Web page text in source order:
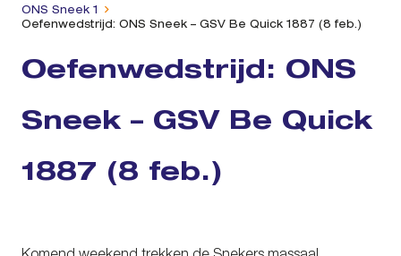
ONS Sneek 1
Oefenwedstrijd: ONS Sneek – GSV Be Quick 1887 (8 feb.)
Oefenwedstrijd: ONS
Sneek – GSV Be Quick
1887 (8 feb.)